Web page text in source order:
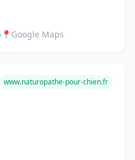
📍 Google Maps
www.naturopathe-pour-chien.fr